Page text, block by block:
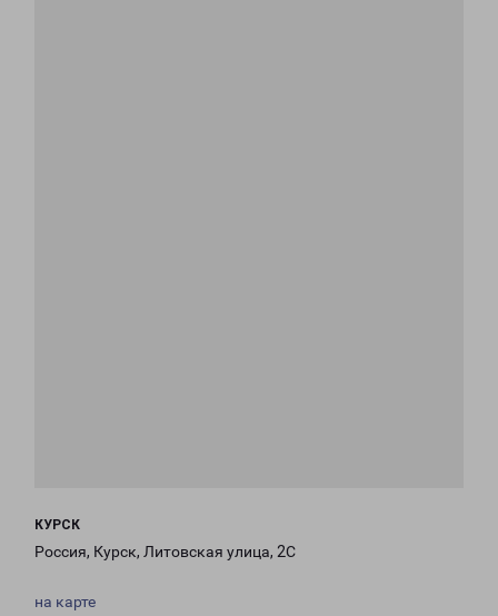
КУРСК
Россия, Курск, Литовская улица, 2С
на карте